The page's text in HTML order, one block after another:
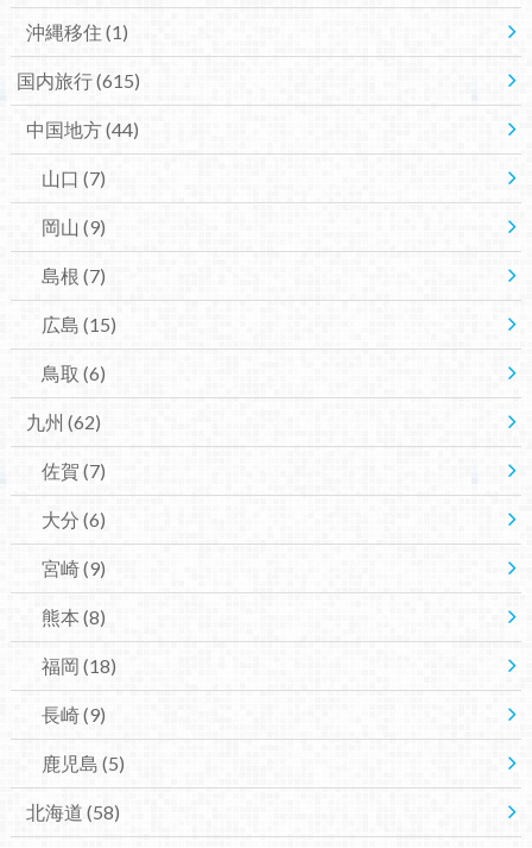
沖縄移住 (1)
国内旅行(615)
中国地方(44)
山口 (7)
岡山 (9)
島根 (7)
広島 (15)
鳥取 (6)
九州 (62)
佐賀 (7)
大分 (6)
宮崎(9)
熊本 (8)
福岡 (18)
長崎(9)
鹿児島 (5)
北海道 (58)